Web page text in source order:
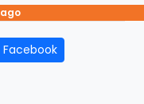
sociais
ads sociais
Facebook